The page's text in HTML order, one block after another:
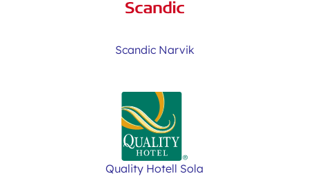
Scandic Narvik
Quality Hotell Sola